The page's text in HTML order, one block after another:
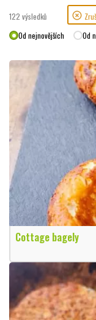
122 výsledků highlight_off
Od nejnovějších
Od
Cottage bagely